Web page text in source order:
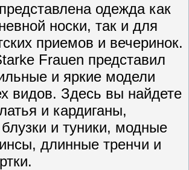
одежда как
носки, так и для
приемов и вечеринок.
Frauen представил
и яркие модели
видов. Здесь вы найдете
и кардиганы,
и туники, модные
длинные тренчи и